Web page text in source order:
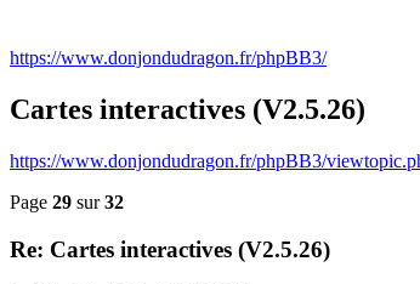
https://www.donjondudragon.fr/phpBB3/
Cartes interactives (V2.5.26)
https://www.donjondudragon.fr/phpBB3/
Page 29 sur32
Re: Cartes interactives (V2.5.26)